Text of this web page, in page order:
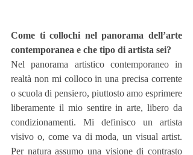
Come ti collochi nel panorama dell’arte
contemporanea e che tipo di artista sei?
Nel panorama artistico contemporaneo in
realtà non mi colloco in una precisa corrente
o scuola di pensiero, piuttosto amo esprimere
liberamente il mio sentire in arte, libero da
condizionamenti. Mi definisco un artista
visivo o, come va di moda, un visual artist.
Per natura assumo una visione di contrasto